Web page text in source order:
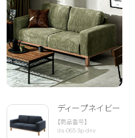
ディープネイビー
【商品番号】
ds-065-3p-dnv